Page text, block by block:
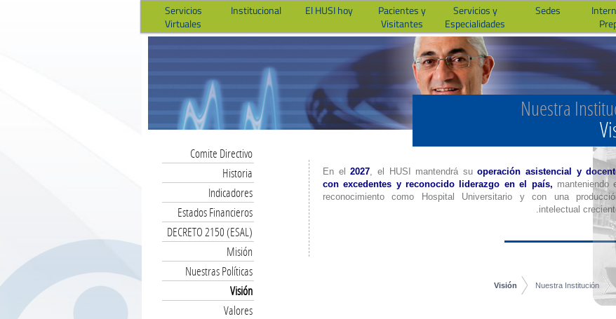
Sedes
Servicios y
Especialidades
Pacientes y
Visitantes
El HUSI hoy
Institucional
Servicios
Virtuales
Nuestra
En el2027, el HUSI mantendrá suoperación asistencial y
con excedentes y reconocido liderazgo en el país, manteniendo
reconocimiento como Hospital Universitario y con una
intelectual
Nuestra Institución
Visión
Comite Directivo
Historia
Indicadores
Estados Financieros
DECRETO 2150 (ESAL)
Misión
Nuestras Políticas
Visión
Valores